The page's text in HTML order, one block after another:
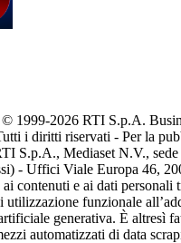
1999-2026 RTI S.p.A.
i diritti riservati - Per la
S.p.A., Mediaset N.V., sede
- Uffici Viale Europa 46,
contenuti e ai dati personali
funzionale
generativa. È altresì
automatizzati di data